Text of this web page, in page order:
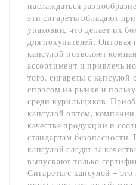
наслаждаться
эти сигареты обладают
упаковки, что делает их
для покупателей. Оптовая
капсулой позволяет
ассортимент и привлечь
того, сигареты с
спросом на рынке и
среди курильщиков.
капсулой оптом,
качестве продукции и
стандартам безопасности.
капсулой следят за
выпускают только
Сигареты с капсулой – это